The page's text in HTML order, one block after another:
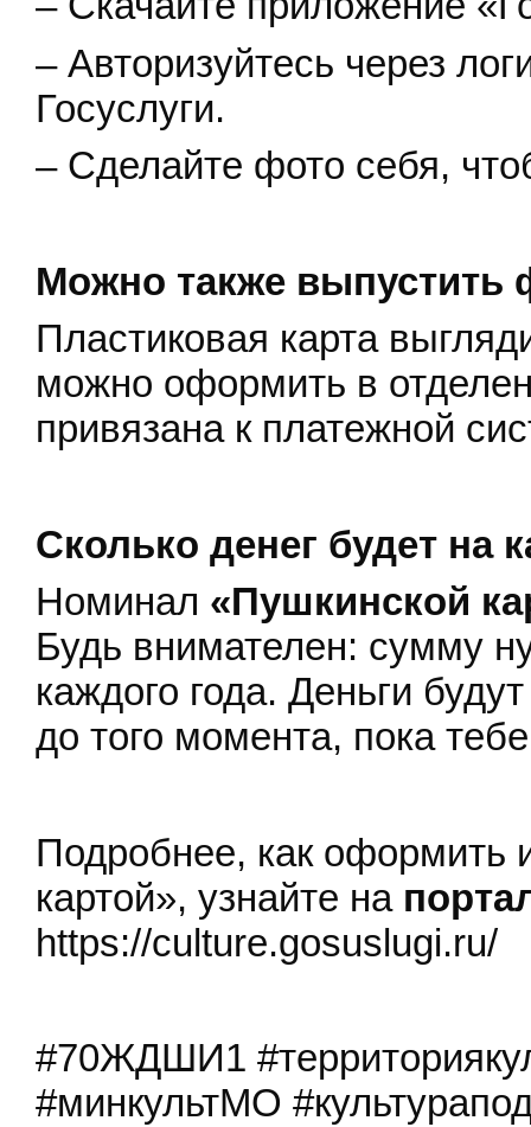
– Авторизуйтесь через
Госуслуги.
– Сделайте фото себя,
Можно также выпустить
Пластиковая карта
можно оформить в
привязана к платежной
Сколько денег будет на
Номинал «Пушкинской
Будь внимателен: сумму
каждого года. Деньги
до того момента, пока
Подробнее, как оформить
картой», узнайте на
https://culture.gosuslugi.ru/
#70ЖДШИ1
#минкультМО